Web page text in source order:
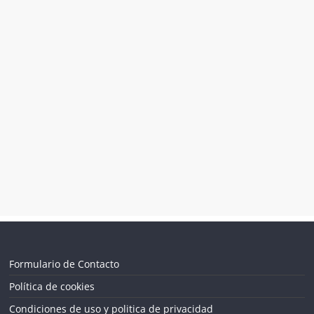
Formulario de Contacto
Política de cookies
Condiciones de uso y politica de privacidad